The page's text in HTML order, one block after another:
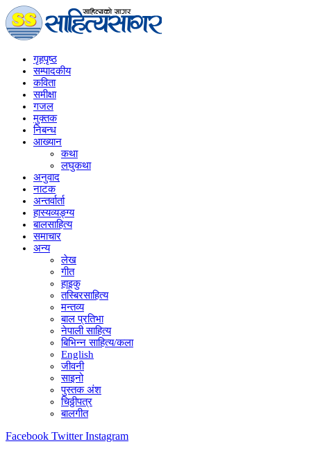
गृहपृष्‍ठ
सम्पादकीय
कविता
समीक्षा
गजल
मुक्तक
निबन्ध
आख्यान
कथा
लघुकथा
अनुवाद
नाटक
अन्तर्वार्ता
हास्यव्यङ्ग्य
बालसाहित्य
समाचार
अन्य
लेख
गीत
हाइकु
तस्बिरसाहित्य
मन्तव्य
बाल प्रतिभा
नेपाली साहित्य
बिभिन्न साहित्य/कला
English
जीवनी
साइनो
पुस्तक अंश
चिठ्ठीपत्र
बालगीत
Facebook Twitter Instagram